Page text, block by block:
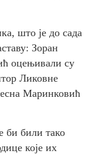
што је до сада
Зоран
оцењивали су
Ликовне
Маринковић
би били тако
које их